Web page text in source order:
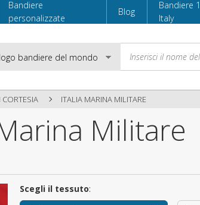
Bandiere
personalizzate
Blog
Bandiere
Italy
CORTESIA ITALIA MARINA MILITARE
Militare
Scegli il tessuto: